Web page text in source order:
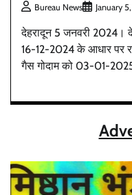
Bureau News January
देहरादून 5 जनवरी 2024।
16-12-2024 के आधार पर
गैस गोदाम को 03-01-